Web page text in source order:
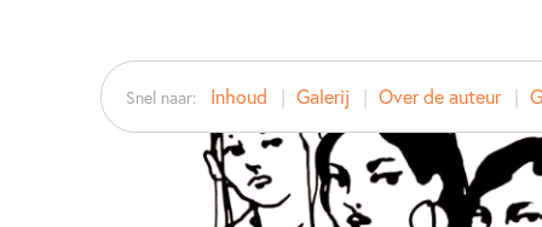
Snel naar: Inhoud Galerij Over de auteur